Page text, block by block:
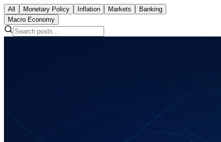
All Monetary Policy Inflation Markets
Banking
Macro Economy